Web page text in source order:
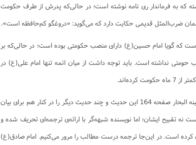
که به فرماندار ری نامه نوشته است؛ ‌در حالی‌که پدرش از طرف حکومت
ضرب‌المثل قدیمی حکایت دارد که می‌گوید: ‌«دروغگو کم‌حافظه است».
که گویا امام حسین(ع) دارای منصب حکومتی بوده است؛ در حالی‌که بر
نداشته است. باید توجه داشت از میان ائمه تنها امام علی(ع) در
نکته دیگر این که مرحوم شیخ عباس قمی، در سفینه البحار صفحه 164 این حدیث و چند حدیث دیگر را در کنار هم برای بیان
تقبیح ایشان؛ اما نویسنده شبهه‌گر با ارائه‌ی ترجمه‌ای تحریف شده و
کرده است. در این‌جا ترجمه درست مطالب را مرور می‌کنیم. امام صادق(ع)